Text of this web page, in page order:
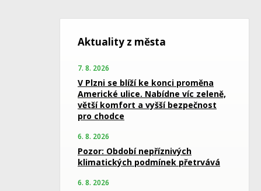
Aktuality z města
7. 8. 2026
V Plzni se blíží ke konci proměna
Americké ulice. Nabídne víc zeleně,
větší komfort a vyšší bezpečnost
pro chodce
6. 8. 2026
Pozor: Období nepříznivých
klimatických podmínek přetrvává
6. 8. 2026